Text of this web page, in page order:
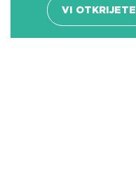
VI OTKRIJETE